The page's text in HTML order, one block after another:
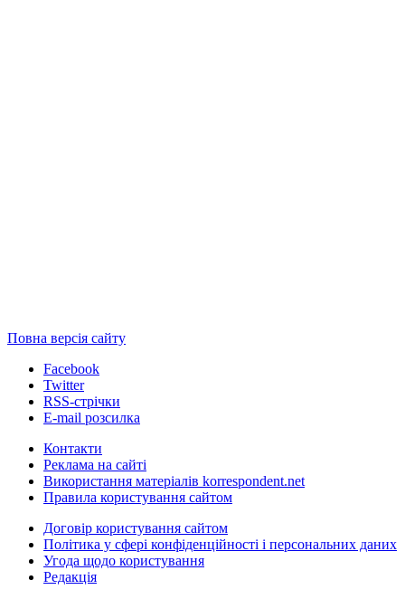
Повна версія сайту
Facebook
Twitter
RSS-стрічки
E-mail розсилка
Контакти
Реклама на сайті
Використання матеріалів korrespondent.net
Правила користування сайтом
Договір користування сайтом
Політика у сфері конфіденційності і персональних даних
Угода щодо користування
Редакція